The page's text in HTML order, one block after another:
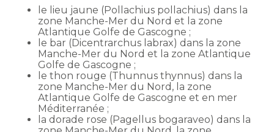
le lieu jaune (Pollachius pollachius) dans la
zone Manche-Mer du Nord et la zone
Atlantique Golfe de Gascogne ;
le bar (Dicentrarchus labrax) dans la zone
Manche-Mer du Nord et la zone Atlantique
Golfe de Gascogne ;
le thon rouge (Thunnus thynnus) dans la
zone Manche-Mer du Nord, la zone
Atlantique Golfe de Gascogne et en mer
Méditerranée ;
la dorade rose (Pagellus bogaraveo) dans la